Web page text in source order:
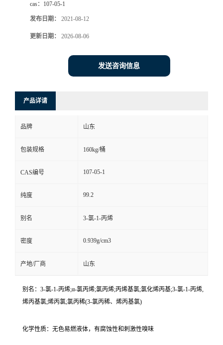
cas： 107-05-1
发布日期： 2021-08-12
更新日期： 2026-08-06
发送咨询信息
产品详请
品牌 山东
包装规格 160kg/桶
CAS编号 107-05-1
纯度 99.2
别名 3-氯-1-丙烯
密度 0.939g/cm3
产地/厂商 山东
别名：3-氯-1-丙烯;α-氯丙烯;氯丙烯;丙烯基氯;氯化烯丙基;3-氯-1-丙烯,
烯丙基氯;烯丙氯;氯丙稀(3-氯丙稀、烯丙基氯)
化学性质：无色易燃液体，有腐蚀性和刺激性嗅味